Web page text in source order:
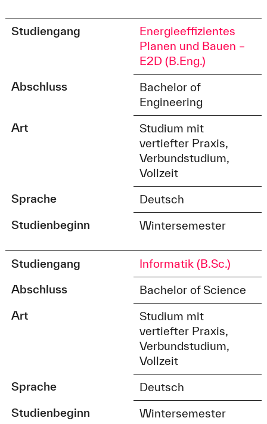
Studiengang
Energieeffizientes
Planen und Bauen –
E2D (B.Eng.)
Abschluss
Bachelor of
Engineering
Art
Studium mit
vertiefter Praxis,
Verbundstudium,
Vollzeit
Sprache
Deutsch
Studienbeginn
Wintersemester
Studiengang
Informatik (B.Sc.)
Abschluss
Bachelor of Science
Art
Studium mit
vertiefter Praxis,
Verbundstudium,
Vollzeit
Sprache
Deutsch
Studienbeginn
Wintersemester